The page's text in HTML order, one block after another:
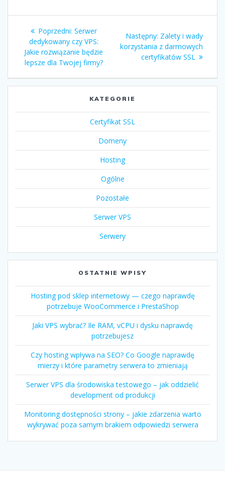
Nawigacja
wpisu
Poprzedni: Poprzedni
wpis:
Serwer
dedykowany czy VPS:
Jakie rozwiązanie będzie
lepsze dla Twojej firmy?
Następny: Następny
wpis:
Zalety i wady
korzystania z darmowych
certyfikatów SSL
KATEGORIE
Certyfikat SSL
Domeny
Hosting
Ogólne
Pozostałe
Serwer VPS
Serwery
OSTATNIE WPISY
Hosting pod sklep internetowy — czego naprawdę
potrzebuje WooCommerce i PrestaShop
Jaki VPS wybrać? Ile RAM, vCPU i dysku naprawdę
potrzebujesz
Czy hosting wpływa na SEO? Co Google naprawdę
mierzy i które parametry serwera to zmieniają
Serwer VPS dla środowiska testowego – jak oddzielić
development od produkcji
Monitoring dostępności strony – jakie zdarzenia warto
wykrywać poza samym brakiem odpowiedzi serwera